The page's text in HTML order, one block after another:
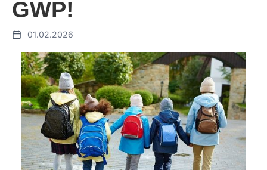
GWP!
01.02.2026